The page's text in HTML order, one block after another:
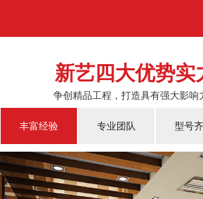
新艺四大优势实
争创精品工程，打造具有强大影响
丰富经验 专业团队 型号